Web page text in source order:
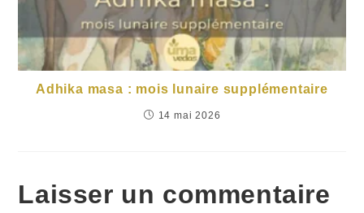
Adhika masa : mois lunaire supplémentaire
14 mai 2026
Laisser un commentaire